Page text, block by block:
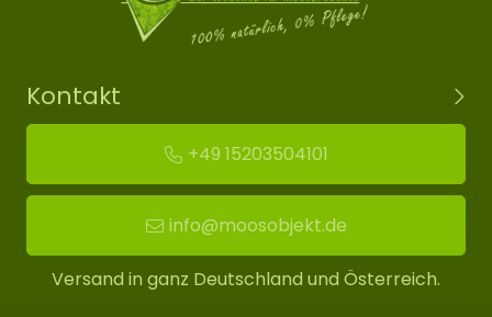
Kontakt
+49 15203504101
info@moosobjekt.de
Versand in ganz Deutschland und Österreich.